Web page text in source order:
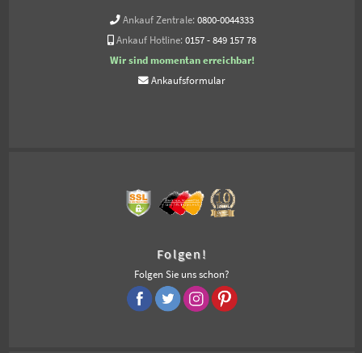
Ankauf Zentrale: 0800-0044333
Ankauf Hotline: 0157 - 849 157 78
Wir sind momentan erreichbar!
Ankaufsformular
Folgen!
Folgen Sie uns schon?